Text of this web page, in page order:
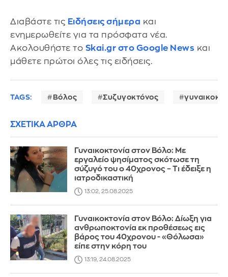
Διαβάστε τις Ειδήσεις σήμερα και
ενημερωθείτε για τα πρόσφατα νέα.
Ακολουθήστε το Skai.gr στο Google News και
μάθετε πρώτοι όλες τις ειδήσεις.
TAGS: Βόλος Συζυγοκτόνος
ΣΧΕΤΙΚΑ ΑΡΘΡΑ
Γυναικοκτονία στον Βόλο: Με
εργαλείο ψησίματος σκότωσε τη
σύζυγό του ο 40χρονος – Τι έδειξε η
ιατροδικαστική
13:02, 25.08.2025
Γυναικοκτονία στον Βόλο: Δίωξη για
ανθρωποκτονία εκ προθέσεως εις
βάρος του 40χρονου - «Θόλωσα»
είπε στην κόρη του
13:19, 24.08.2025